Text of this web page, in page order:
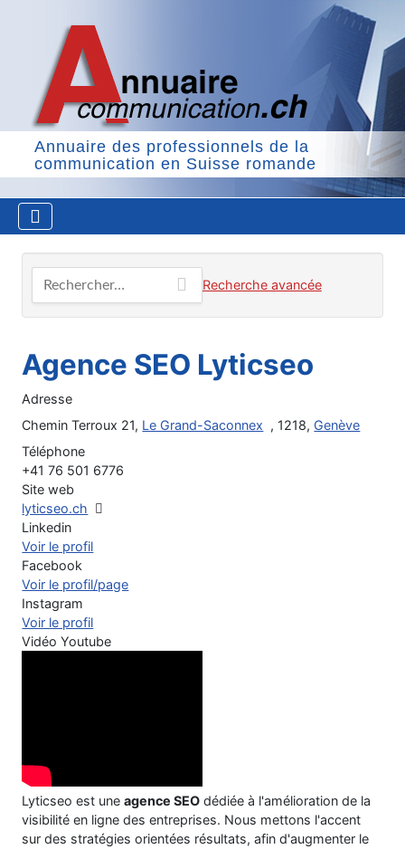
Annuaire des professionnels de la
communication en Suisse romande
Recherche avancée
Agence SEO Lyticseo
Adresse
Chemin Terroux 21, Le Grand-Saconnex , 1218,Genève
Téléphone
+41 76 501 6776
Site web
lyticseo.ch
Linkedin
Voir le profil
Facebook
Voir le profil/page
Instagram
Voir le profil
Vidéo Youtube
Lyticseo est uneagence SEO dédiée à l'amélioration de la
visibilité en ligne des entreprises. Nous mettons l'accent
sur des stratégies orientées résultats, afin d'augmenter le